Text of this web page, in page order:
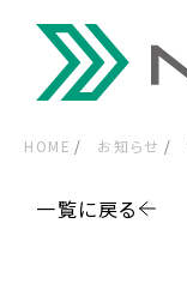
HOME お知らせ
一覧に戻る